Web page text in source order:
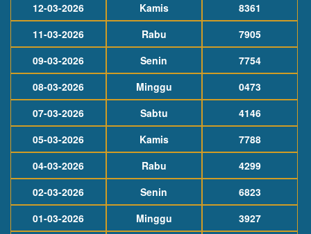
12-03-2026
Kamis
8361
11-03-2026
Rabu
7905
09-03-2026
Senin
7754
08-03-2026
Minggu
0473
07-03-2026
Sabtu
4146
05-03-2026
Kamis
7788
04-03-2026
Rabu
4299
02-03-2026
Senin
6823
01-03-2026
Minggu 3927